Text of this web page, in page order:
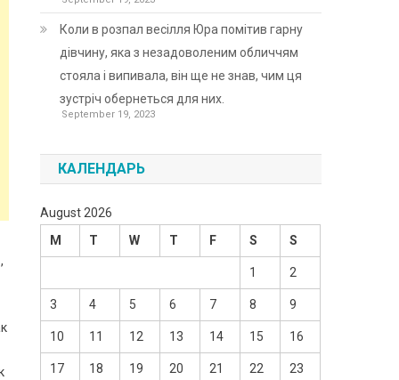
Коли в розпал весілля Юра помітив гарну
дівчину, яка з незадоволеним обличчям
стояла і випивала, він ще не знав, чим ця
зустріч обернеться для них.
September 19, 2023
КАЛЕНДАРЬ
August 2026
M
T W T F S S
1 2
3 4 5 6 7 8 9
10 11 12 13 14 15 16
17 18 19 20 21 22 23